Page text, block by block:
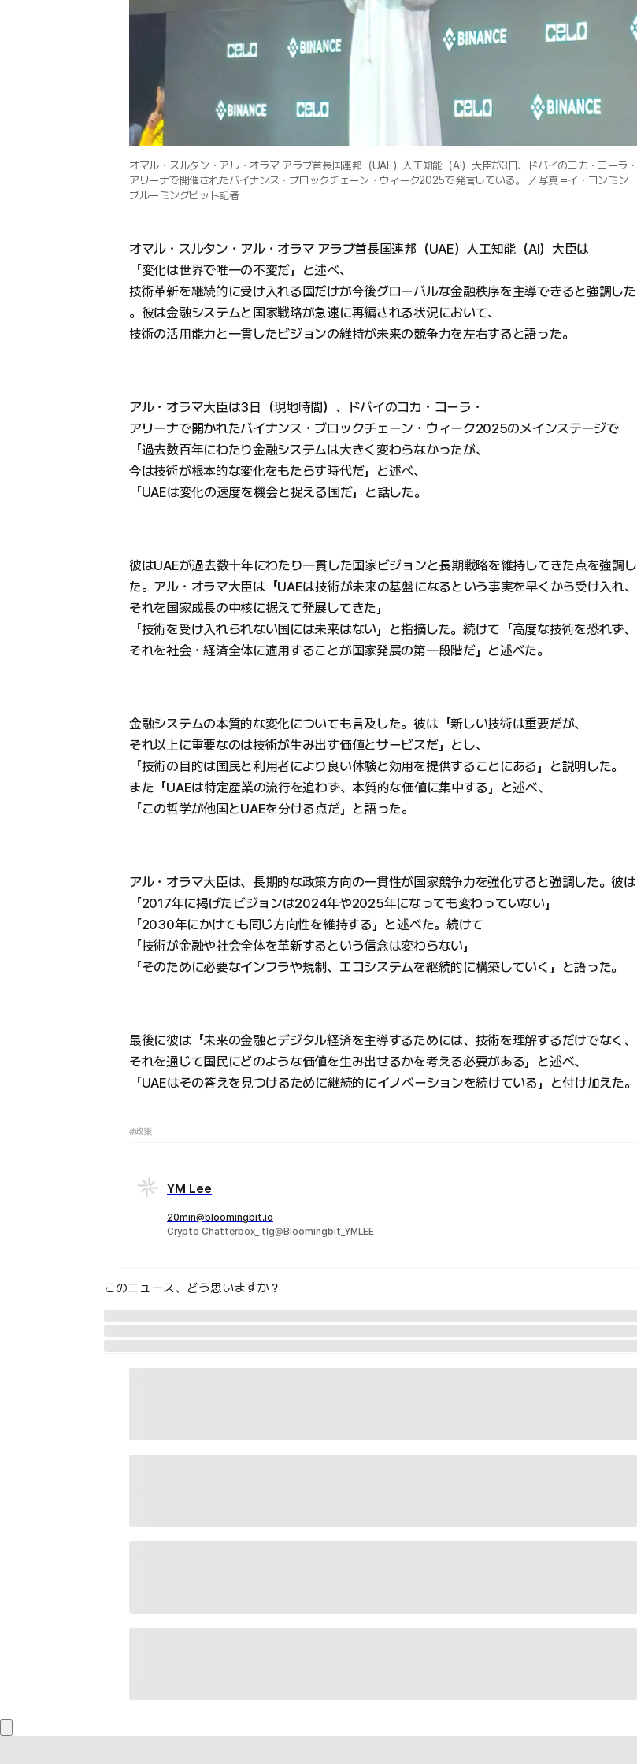
オマル・スルタン・アル・オラマ アラブ首長国連邦（UAE）人工知能（AI）大臣が3日、ドバイのコカ・コーラ・
アリーナで開催されたバイナンス・ブロックチェーン・ウィーク2025で発言している。 ／写真＝イ・ヨンミン
ブルーミングビット記者
オマル・スルタン・アル・オラマ アラブ首長国連邦（UAE）人工知能（AI）大臣は
「変化は世界で唯一の不変だ」と述べ、
技術革新を継続的に受け入れる国だけが今後グローバルな金融秩序を主導できると強調した
。彼は金融システムと国家戦略が急速に再編される状況において、
技術の活用能力と一貫したビジョンの維持が未来の競争力を左右すると語った。
アル・オラマ大臣は3日（現地時間）、ドバイのコカ・コーラ・
アリーナで開かれたバイナンス・ブロックチェーン・ウィーク2025のメインステージで
「過去数百年にわたり金融システムは大きく変わらなかったが、
今は技術が根本的な変化をもたらす時代だ」と述べ、
「UAEは変化の速度を機会と捉える国だ」と話した。
彼はUAEが過去数十年にわたり一貫した国家ビジョンと長期戦略を維持してきた点を強調し
た。アル・オラマ大臣は「UAEは技術が未来の基盤になるという事実を早くから受け入れ、
それを国家成長の中核に据えて発展してきた」
「技術を受け入れられない国には未来はない」と指摘した。続けて「高度な技術を恐れず、
それを社会・経済全体に適用することが国家発展の第一段階だ」と述べた。
金融システムの本質的な変化についても言及した。彼は「新しい技術は重要だが、
それ以上に重要なのは技術が生み出す価値とサービスだ」とし、
「技術の目的は国民と利用者により良い体験と効用を提供することにある」と説明した。
また「UAEは特定産業の流行を追わず、本質的な価値に集中する」と述べ、
「この哲学が他国とUAEを分ける点だ」と語った。
アル・オラマ大臣は、長期的な政策方向の一貫性が国家競争力を強化すると強調した。彼は
「2017年に掲げたビジョンは2024年や2025年になっても変わっていない」
「2030年にかけても同じ方向性を維持する」と述べた。続けて
「技術が金融や社会全体を革新するという信念は変わらない」
「そのために必要なインフラや規制、エコシステムを継続的に構築していく」と語った。
最後に彼は「未来の金融とデジタル経済を主導するためには、技術を理解するだけでなく、
それを通じて国民にどのような価値を生み出せるかを考える必要がある」と述べ、
「UAEはその答えを見つけるために継続的にイノベーションを続けている」と付け加えた。
#政策
YM Lee
20min@bloomingbit.io
Crypto Chatterbox_ tlg@Bloomingbit_YMLEE
このニュース、どう思いますか？